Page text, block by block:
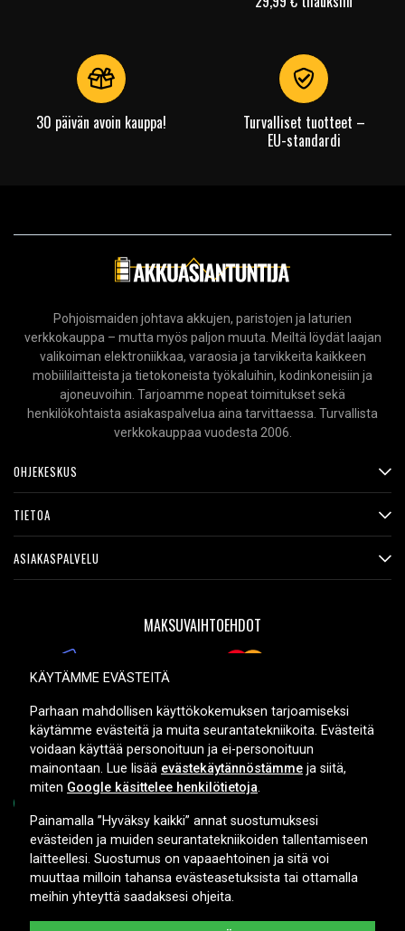
30 päivän avoin kauppa!
Turvalliset tuotteet –
EU-standardi
Pohjoismaiden johtava akkujen, paristojen ja laturien
verkkokauppa – mutta myös paljon muuta. Meiltä löydät laajan
valikoiman elektroniikkaa, varaosia ja tarvikkeita kaikkeen
mobiililaitteista ja tietokoneista työkaluihin, kodinkoneisiin ja
ajoneuvoihin. Tarjoamme nopeat toimitukset sekä
henkilökohtaista asiakaspalvelua aina tarvittaessa. Turvallista
verkkokauppaa vuodesta 2006.
OHJEKESKUS
TIETOA
ASIAKASPALVELU
MAKSUVAIHTOEHDOT
TOIMITUSVAIHTOEHDOT
Copyright © 2026, Spares Nordic AB
KÄYTÄMME EVÄSTEITÄ
Parhaan mahdollisen käyttökokemuksen tarjoamiseksi
käytämme evästeitä ja muita seurantatekniikoita. Evästeitä
voidaan käyttää personoituun ja ei-personoituun
mainontaan. Lue lisää evästekäytännöstämme ja siitä,
miten Google käsittelee henkilötietoja.
Painamalla ”Hyväksy kaikki” annat suostumuksesi
evästeiden ja muiden seurantatekniikoiden tallentamiseen
laitteellesi. Suostumus on vapaaehtoinen ja sitä voi
muuttaa milloin tahansa evästeasetuksista tai ottamalla
meihin yhteyttä saadaksesi ohjeita.